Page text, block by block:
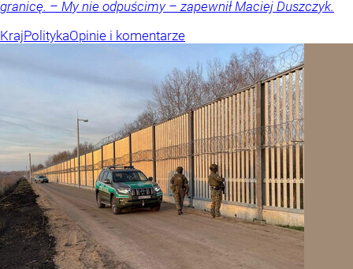
granicę. – My nie odpuścimy – zapewnił Maciej Duszczyk.
KrajPolitykaOpinie i komentarze